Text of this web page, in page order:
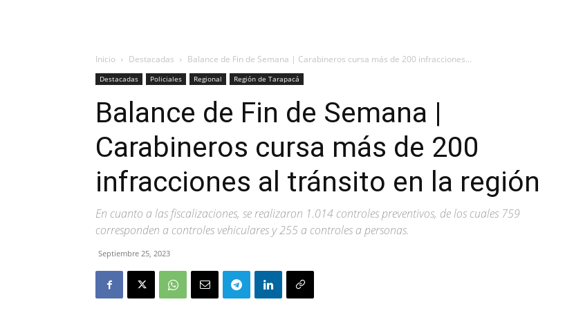
Inicio Destacadas Balance de Fin de Semana | Carabineros cursa más de 200 infracciones...
Destacadas Policiales Regional Región de Tarapacá
Balance de Fin de Semana |
Carabineros cursa más de 200
infracciones al tránsito en la región
En cuanto a las fiscalizaciones, se realizaron 1.014 controles preventivos, de los cuales 759
corresponden a controles vehiculares y 255 a controles a personas.
Septiembre 25, 2023